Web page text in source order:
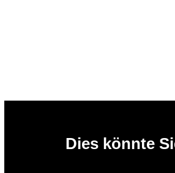
Dies könnte